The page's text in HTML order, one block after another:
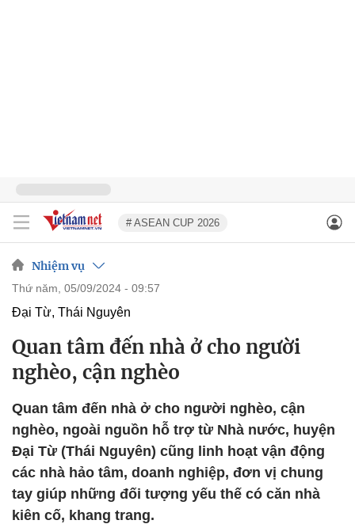
# ASEAN CUP 2026
Nhiệm vụ
thứ năm, 05/09/2024 - 09:57
Đại Từ, Thái Nguyên
Quan tâm đến nhà ở cho người
nghèo, cận nghèo
Quan tâm đến nhà ở cho người nghèo, cận
nghèo, ngoài nguồn hỗ trợ từ Nhà nước, huyện
Đại Từ (Thái Nguyên) cũng linh hoạt vận động
các nhà hảo tâm, doanh nghiệp, đơn vị chung
tay giúp những đối tượng yếu thế có căn nhà
kiên cố, khang trang.